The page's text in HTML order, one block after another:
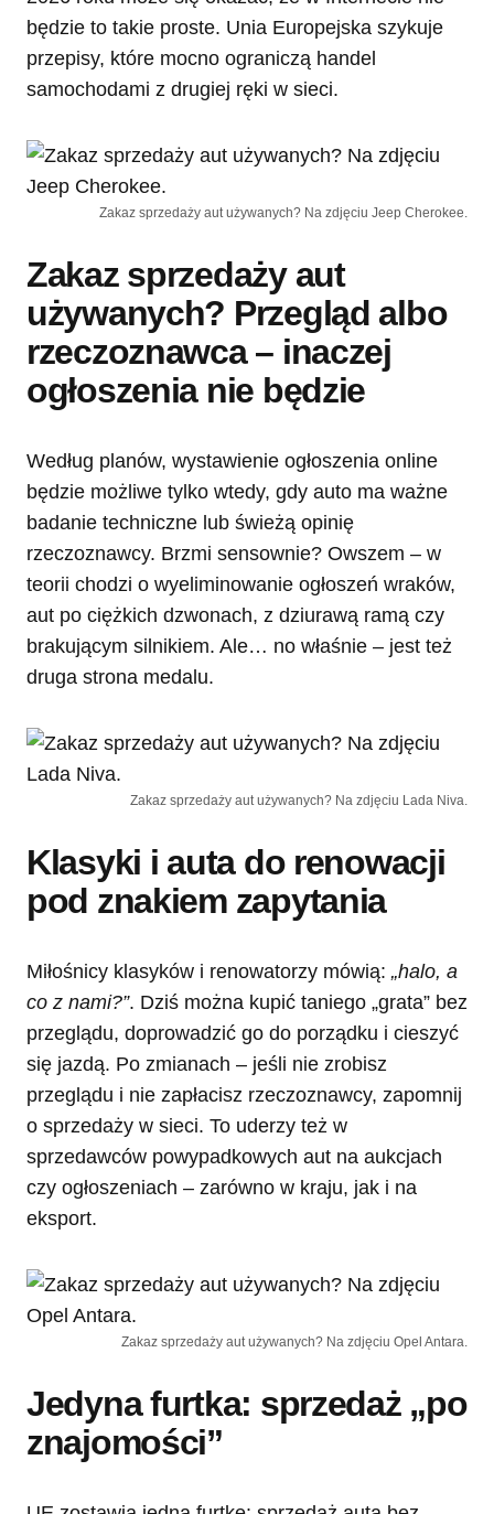
będzie to takie proste. Unia Europejska szykuje
przepisy, które mocno ograniczą handel
samochodami z drugiej ręki w sieci.
Zakaz sprzedaży aut używanych? Na zdjęciu Jeep Cherokee.
Zakaz sprzedaży aut
używanych? Przegląd albo
rzeczoznawca – inaczej
ogłoszenia nie będzie
Według planów, wystawienie ogłoszenia online
będzie możliwe tylko wtedy, gdy auto ma ważne
badanie techniczne lub świeżą opinię
rzeczoznawcy. Brzmi sensownie? Owszem – w
teorii chodzi o wyeliminowanie ogłoszeń wraków,
aut po ciężkich dzwonach, z dziurawą ramą czy
brakującym silnikiem. Ale… no właśnie – jest też
druga strona medalu.
Zakaz sprzedaży aut używanych? Na zdjęciu Lada Niva.
Klasyki i auta do renowacji
pod znakiem zapytania
Miłośnicy klasyków i renowatorzy mówią: „halo, a
co z nami?”. Dziś można kupić taniego „grata” bez
przeglądu, doprowadzić go do porządku i cieszyć
się jazdą. Po zmianach – jeśli nie zrobisz
przeglądu i nie zapłacisz rzeczoznawcy, zapomnij
o sprzedaży w sieci. To uderzy też w
sprzedawców powypadkowych aut na aukcjach
czy ogłoszeniach – zarówno w kraju, jak i na
eksport.
Zakaz sprzedaży aut używanych? Na zdjęciu Opel Antara.
Jedyna furtka: sprzedaż „po
znajomości”